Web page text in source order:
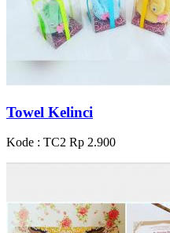
Towel Kelinci
Kode : TC2 Rp 2.900